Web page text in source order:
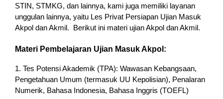
STIN, STMKG, dan lainnya, kami juga memiliki layanan
unggulan lainnya, yaitu Les Privat Persiapan Ujian Masuk
Akpol dan Akmil. Berikut ini materi ujian Akpol dan Akmil.
Materi Pembelajaran Ujian Masuk Akpol:
1. Tes Potensi Akademik (TPA): Wawasan Kebangsaan,
Pengetahuan Umum (termasuk UU Kepolisian), Penalaran
Numerik, Bahasa Indonesia, Bahasa Inggris (TOEFL)